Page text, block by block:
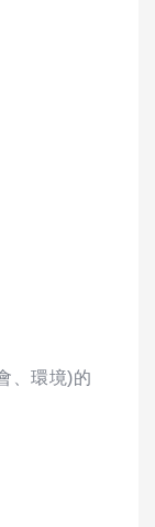
、環境)的